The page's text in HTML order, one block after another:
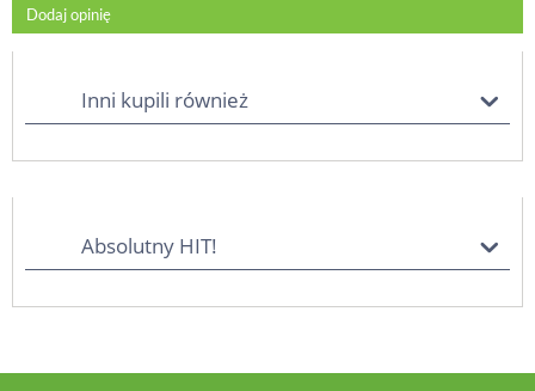
Dodaj opinię
Inni kupili również
Absolutny HIT!